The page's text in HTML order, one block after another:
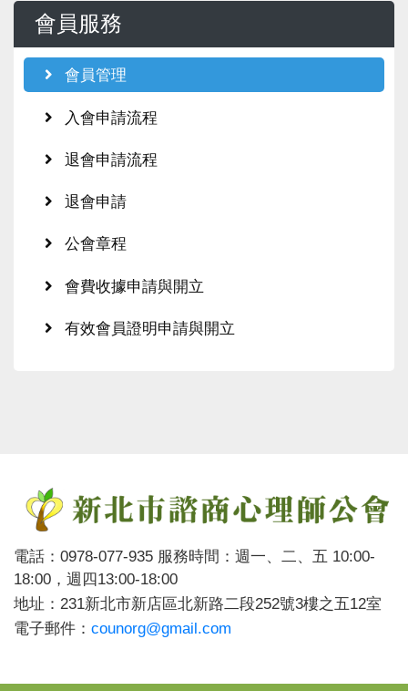
會員服務
會員管理
入會申請流程
退會申請流程
退會申請
公會章程
會費收據申請與開立
有效會員證明申請與開立
電話：0978-077-935 服務時間：週一、二、五 10:00-
18:00，週四13:00-18:00
地址：231新北市新店區北新路二段252號3樓之五12室
電子郵件： counorg@gmail.com